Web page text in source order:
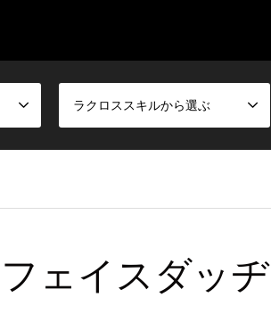
ラクロススキルから選ぶ
フェイスダッヂ